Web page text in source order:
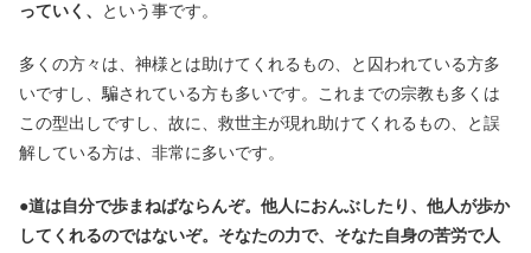
っていく、
という事です。
多くの方々は、神様とは助けてくれるもの、と囚われている方多
いですし、騙されている方も多いです。これまでの宗教も多くは
この型出しですし、故に、救世主が現れ助けてくれるもの、と誤
解している方は、非常に多いです。
●道は自分で歩まねばならんぞ。他人におんぶしたり、他人が歩か
してくれるのではないぞ。そなたの力で、そなた自身の苦労で人